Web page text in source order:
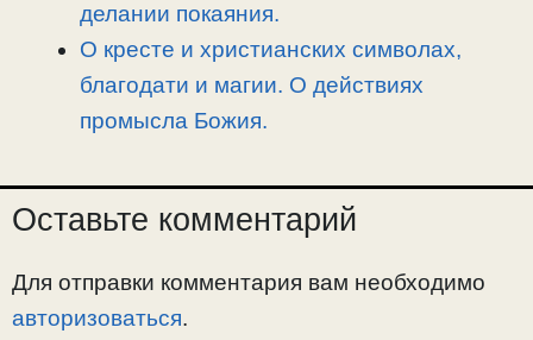
делании покаяния.
О кресте и христианских символах,
благодати и магии. О действиях
промысла Божия.
Оставьте комментарий
Для отправки комментария вам необходимо
авторизоваться.